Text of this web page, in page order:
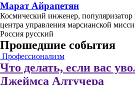
Марат Айрапетян
Космический инженер, популяризатор
центра управления марсианской
Россия русский
Прошедшие события
Профессионализм
Что делать, если вас
Джеймса Алтучера